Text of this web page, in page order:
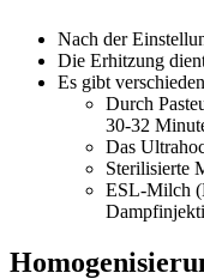
Nach der
Die Erhitzung
Es gibt
Durch
30-32
Das
Sterilisierte
ESL-Milch